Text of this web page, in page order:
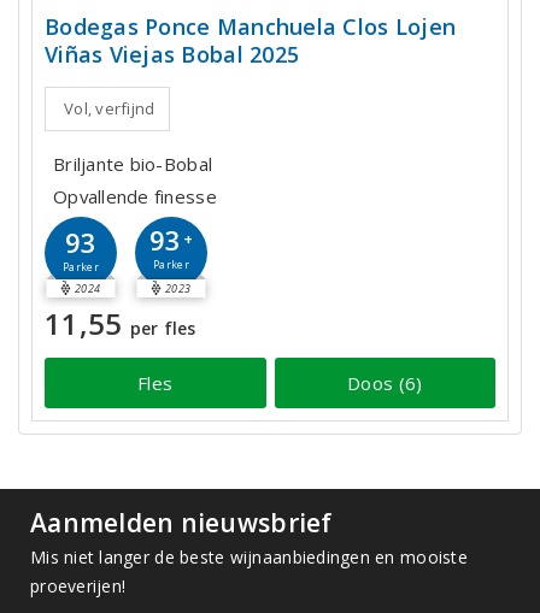
Bodegas Ponce Manchuela Clos Lojen
Viñas Viejas Bobal 2025
Vol, verfijnd
Briljante bio-Bobal
Opvallende finesse
93
Parker
2024
93 +
Parker
2023
11,55 per fles
Fles Doos (6)
Aanmelden nieuwsbrief
Mis niet langer de beste wijnaanbiedingen en mooiste
proeverijen!